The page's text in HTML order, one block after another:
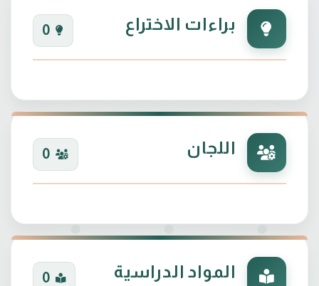
براءات الاختراع 0
اللجان 0
المواد الدراسية 0